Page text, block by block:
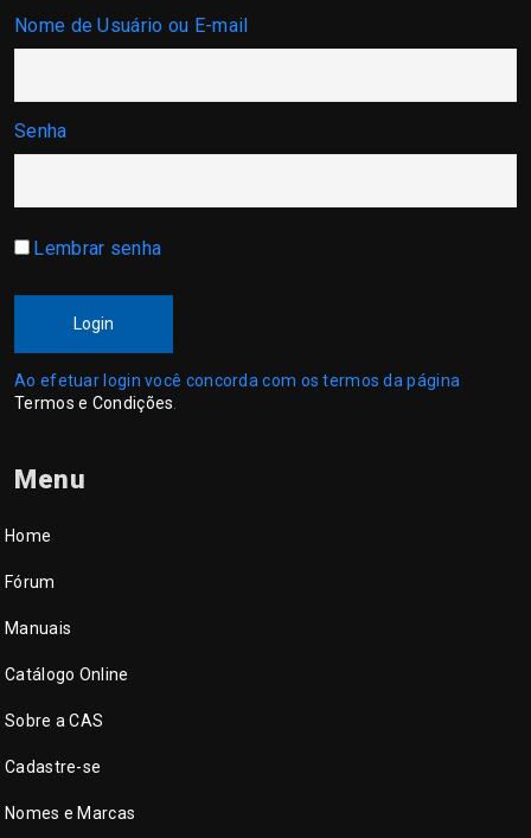
Nome de Usuário ou E-mail
Senha
Lembrar senha
Login
Ao efetuar login você concorda com os termos da página
Termos e Condições
Menu
Home
Fórum
Manuais
Catálogo Online
Sobre a CAS
Cadastre-se
Nomes e Marcas